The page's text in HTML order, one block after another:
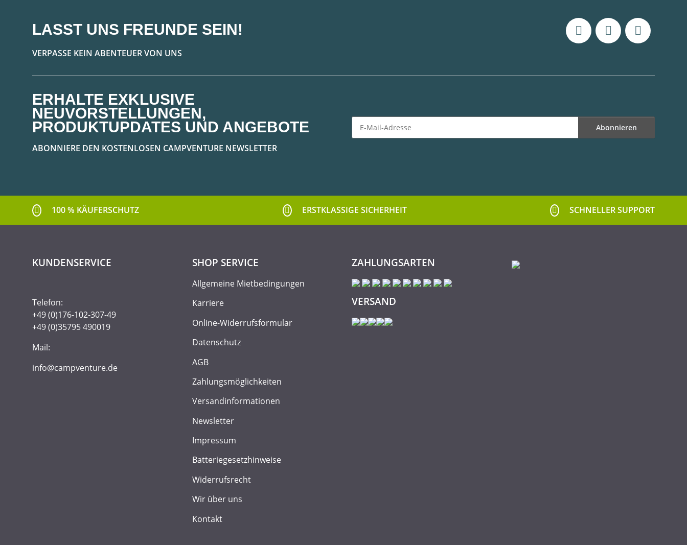
LASST UNS FREUNDE SEIN!
VERPASSE KEIN ABENTEUER VON UNS
ERHALTE EXKLUSIVE
NEUVORSTELLUNGEN,
PRODUKTUPDATES UND ANGEBOTE
ABONNIERE DEN KOSTENLOSEN CAMPVENTURE NEWSLETTER
Abonnieren
100 % KÄUFERSCHUTZ ERSTKLASSIGE SICHERHEIT SCHNELLER SUPPORT
KUNDENSERVICE
Telefon:
+49 (0)176-102-307-49
+49 (0)35795 490019
Mail:
info@campventure.de
SHOP SERVICE
Allgemeine Mietbedingungen
Karriere
Online-Widerrufsformular
Datenschutz
AGB
Zahlungsmöglichkeiten
Versandinformationen
Newsletter
Impressum
Batteriegesetzhinweise
Widerrufsrecht
Wir über uns
Kontakt
ZAHLUNGSARTEN
VERSAND